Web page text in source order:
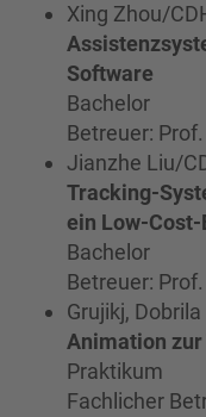
Xing Zhou/
Software
Bachelor
Betreuer:
Jianzhe Liu/
Tracking-
ein Low-
Bachelor
Betreuer:
Grujikj, Dobrila
Animation
Praktikum
Fachlicher